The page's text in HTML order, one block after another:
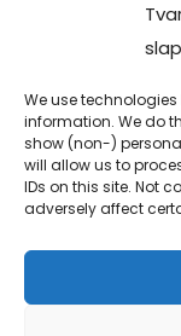
We use
information. We do
show (non-)
will allow us to
IDs on this site. Not
adversely affect
Kontaktai
+370 600 77017